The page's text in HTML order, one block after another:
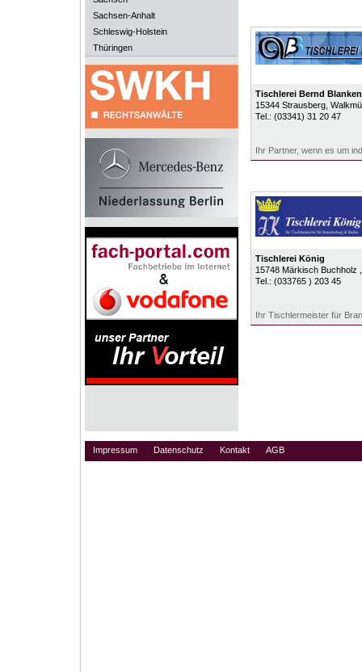
Sachsen-Anhalt
Schleswig-Holstein
Thüringen
Tischlerei Bernd
15344 Strausberg,
Tel.: (03341) 31 20 47
Ihr Partner, wenn es um
Tischlerei König
15748 Märkisch Buchholz
Tel.: (033765 ) 203 45
Ihr Tischlermeister für
Impressum Datenschutz Kontakt AGB